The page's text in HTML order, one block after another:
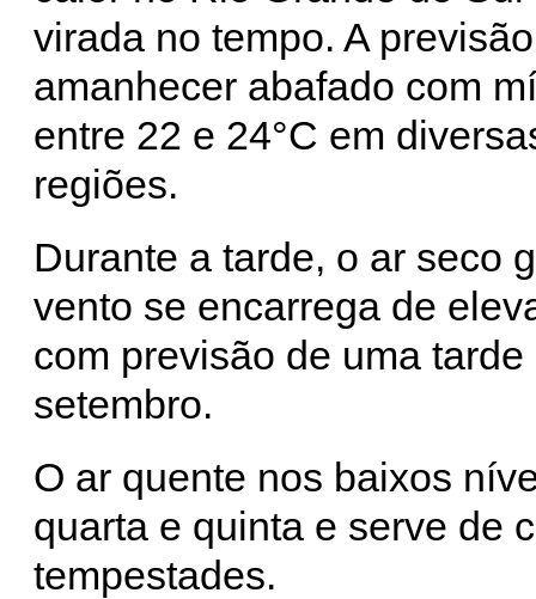
virada no tempo. A
amanhecer abafado com
entre 22 e 24°C em
regiões.
Durante a tarde, o ar seco
vento se encarrega de
com previsão de uma
setembro.
O ar quente nos baixos
quarta e quinta e serve de
tempestades.